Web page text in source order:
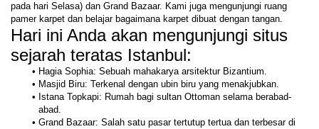
pada hari Selasa) dan Grand Bazaar. Kami juga mengunjungi ruang
pamer karpet dan belajar bagaimana karpet dibuat dengan tangan.
Hari ini Anda akan mengunjungi situs
sejarah teratas Istanbul:
Hagia Sophia: Sebuah mahakarya arsitektur Bizantium.
Masjid Biru: Terkenal dengan ubin biru yang menakjubkan.
Istana Topkapi: Rumah bagi sultan Ottoman selama berabad-
abad.
Grand Bazaar: Salah satu pasar tertutup tertua dan terbesar di